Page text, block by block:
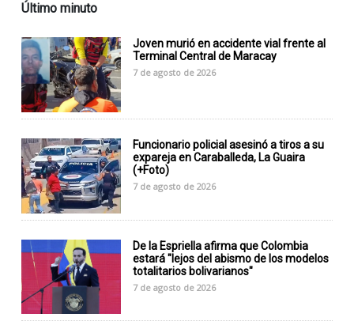
Último minuto
Joven murió en accidente vial frente al
Terminal Central de Maracay
7 de agosto de 2026
Funcionario policial asesinó a tiros a su
expareja en Caraballeda, La Guaira
(+Foto)
7 de agosto de 2026
De la Espriella afirma que Colombia
estará "lejos del abismo de los modelos
totalitarios bolivarianos"
7 de agosto de 2026